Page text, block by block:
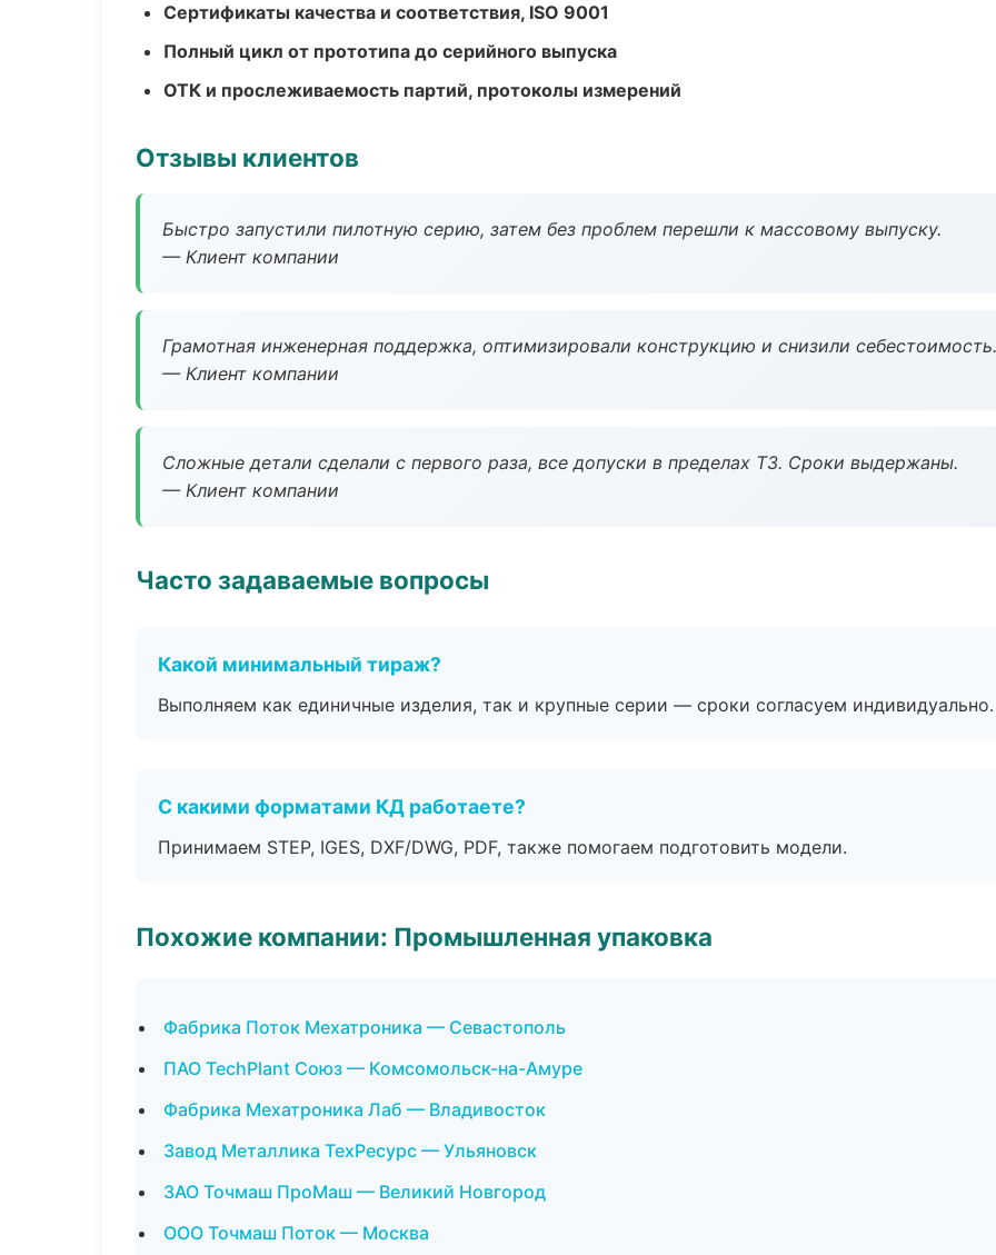
Сертификаты качества и соответствия, ISO 9001
Полный цикл от прототипа до серийного выпуска
ОТК и прослеживаемость партий, протоколы измерений
Отзывы клиентов
Быстро запустили пилотную серию, затем без проблем перешли к массовому выпуску.
— Клиент компании
Грамотная инженерная поддержка, оптимизировали конструкцию и снизили себестоимость.
— Клиент компании
Сложные детали сделали с первого раза, все допуски в пределах ТЗ. Сроки выдержаны.
— Клиент компании
Часто задаваемые вопросы
Какой минимальный тираж?
Выполняем как единичные изделия, так и крупные серии — сроки согласуем индивидуально.
С какими форматами КД работаете?
Принимаем STEP, IGES, DXF/DWG, PDF, также помогаем подготовить модели.
Похожие компании: Промышленная упаковка
Фабрика Поток Мехатроника — Севастополь
ПАО TechPlant Союз — Комсомольск-на-Амуре
Фабрика Мехатроника Лаб — Владивосток
Завод Металлика ТехРесурс — Ульяновск
ЗАО Точмаш ПроМаш — Великий Новгород
ООО Точмаш Поток — Москва